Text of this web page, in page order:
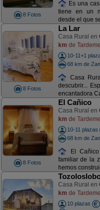
8 Fotos
Es una
tiene en un
desde el que
8 Fotos
La Lar
Casa Rural en
km de
10-11+1
68 km de
Casa
descubrir...
encantadora
8 Fotos
El Cañico
Casa Rural en
km de
10-11 plazas
68 km de
El
familiar de la
hemos
Casa Rural en
km de
10 plazas